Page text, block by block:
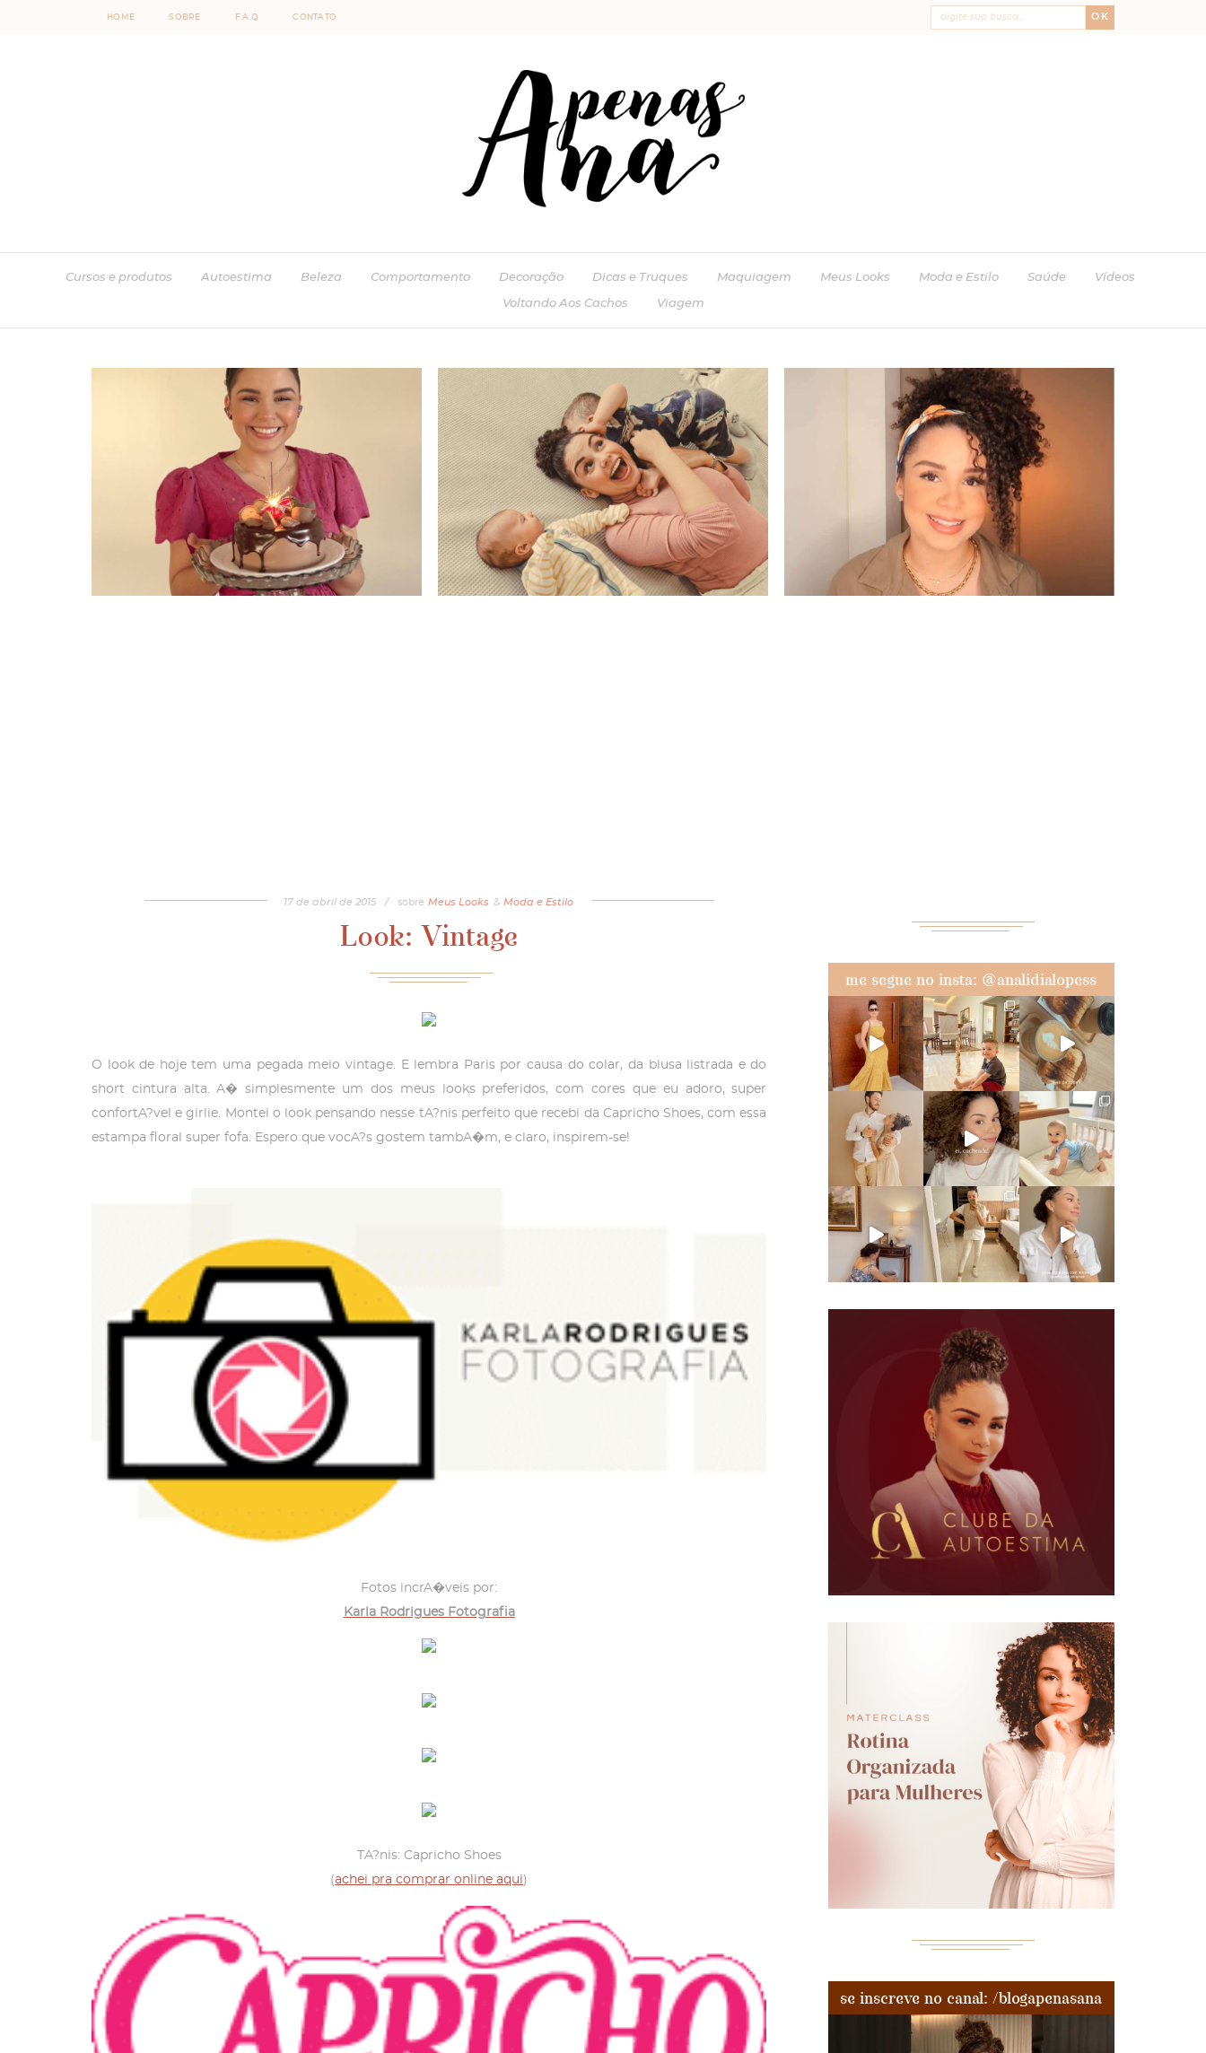
HOME SOBRE F.A.Q CONTATO OK
Cursos e produtos Autoestima Beleza Comportamento Decoração Dicas e Truques Maquiagem Meus Looks Moda e Estilo Saúde Vídeos
Voltando Aos Cachos Viagem
17 de abril de 2015 / sobre Meus Looks & Moda e Estilo
Look: Vintage
O look de hoje tem uma pegada meio vintage. E lembra Paris por causa do colar, da blusa listrada e do
short cintura alta. A� simplesmente um dos meus looks preferidos, com cores que eu adoro, super
confortA?vel e girlie. Montei o look pensando nesse tA?nis perfeito que recebi da Capricho Shoes, com essa
estampa floral super fofa. Espero que vocA?s gostem tambA�m, e claro, inspirem-se!
Fotos incrA�veis por:
Karla Rodrigues Fotografia
TA?nis: Capricho Shoes
(achei pra comprar online aqui)
me segue no insta: @analidialopess
se inscreve no canal: /blogapenasana